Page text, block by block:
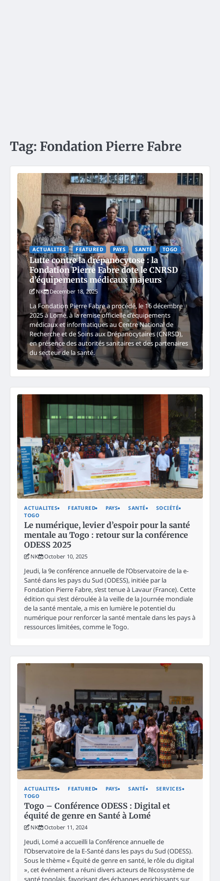
Tag: Fondation Pierre Fabre
ACTUALITES FEATURED PAYS SANTÉ TOGO
Lutte contre la drépanocytose : la
Fondation Pierre Fabre dote le CNRSD
d’équipements médicaux majeurs
NK December 18, 2025
La Fondation Pierre Fabre a procédé, le 16 décembre
2025 à Lomé, à la remise officielle d’équipements
médicaux et informatiques au Centre National de
Recherche et de Soins aux Drépanocytaires (CNRSD),
en présence des autorités sanitaires et des partenaires
du secteur de la santé.
ACTUALITES FEATURED PAYS SANTÉ
SOCIÉTÉ
TOGO
Le numérique, levier d’espoir pour la santé
mentale au Togo : retour sur la conférence
ODESS 2025
NK October 10, 2025
Jeudi, la 9e conférence annuelle de l’Observatoire de la e-
Santé dans les pays du Sud (ODESS), initiée par la
Fondation Pierre Fabre, s’est tenue à Lavaur (France). Cette
édition qui s’est déroulée à la veille de la Journée mondiale
de la santé mentale, a mis en lumière le potentiel du
numérique pour renforcer la santé mentale dans les pays à
ressources limitées, comme le Togo.
ACTUALITES FEATURED PAYS SANTÉ
SERVICES
TOGO
Togo – Conférence ODESS : Digital et
équité de genre en Santé à Lomé
NK October 11, 2024
Jeudi, Lomé a accueilli la Conférence annuelle de
l’Observatoire de la E-Santé dans les pays du Sud (ODESS).
Sous le thème « Équité de genre en santé, le rôle du digital
», cet événement a réuni divers acteurs de l’écosystème de